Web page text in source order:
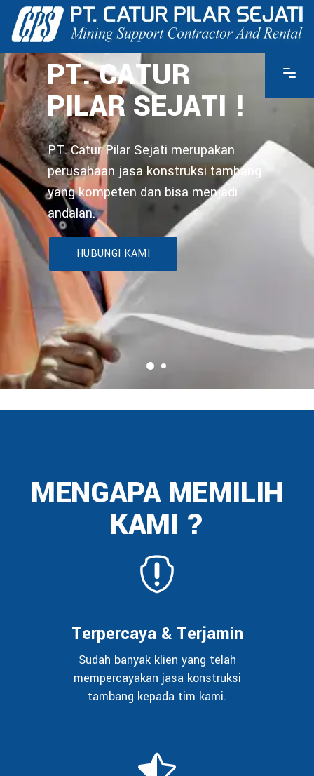
PT. CATUR
PILAR SEJATI !
PT. Catur Pilar Sejati merupakan
perusahaan jasa konstruksi tambang
yang kompeten dan bisa menjadi
andalan.
HUBUNGI KAMI
MENGAPA MEMILIH
KAMI ?
Terpercaya & Terjamin
Sudah banyak klien yang telah
mempercayakan jasa konstruksi
tambang kepada tim kami.